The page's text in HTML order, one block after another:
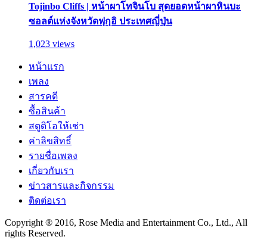
Tojinbo Cliffs | หน้าผาโทจินโบ สุดยอดหน้าผาหินบะ
ซอลต์แห่งจังหวัดฟุกุอิ ประเทศญี่ปุ่น
1,023 views
หน้าแรก
เพลง
สารคดี
ซื้อสินค้า
สตูดิโอให้เช่า
ค่าลิขสิทธิ์
รายชื่อเพลง
เกี่ยวกับเรา
ข่าวสารและกิจกรรม
ติดต่อเรา
Copyright ® 2016, Rose Media and Entertainment Co., Ltd., All
rights Reserved.